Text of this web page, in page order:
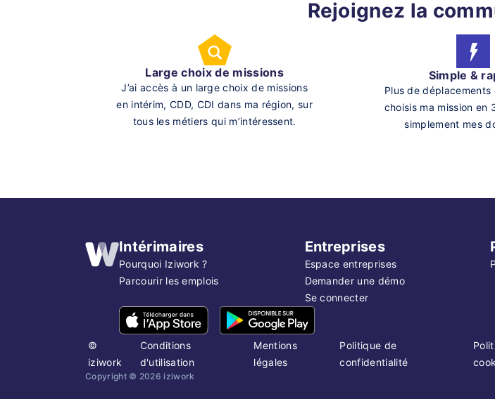
Rejoignez la
Large choix de missions
J’ai accès à un large choix de missions
en intérim, CDD, CDI dans ma région, sur
tous les métiers qui m’intéressent.
Simple &
Plus de déplacements
choisis ma mission en
simplement mes
Intérimaires
Pourquoi Iziwork ?
Parcourir les emplois
Entreprises
Espace entreprises
Demander une démo
Se connecter
©
iziwork
Conditions
d'utilisation
Mentions
légales
Politique de
confidentialité
Copyright © 2026 iziwork